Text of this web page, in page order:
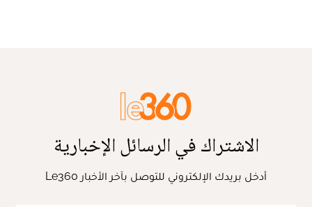
الاشتراك في الرسائل الإخبارية
أدخل بريدك الإلكتروني للتوصل بآخر الأخبار Le360